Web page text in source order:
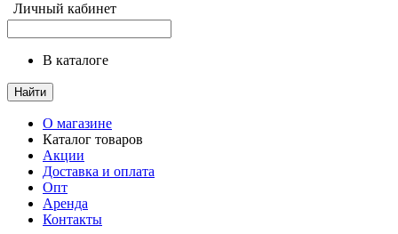
Личный кабинет
в каталоге
Найти
О магазине
Каталог товаров
Акции
Доставка и оплата
Опт
Аренда
Контакты